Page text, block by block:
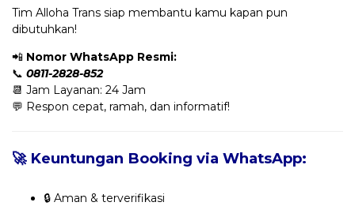
Tim Alloha Trans siap membantu kamu kapan pun
dibutuhkan!
📲 Nomor WhatsApp Resmi:
📞 0811-2828-852
📆 Jam Layanan: 24 Jam
💬 Respon cepat, ramah, dan informatif!
🚀 Keuntungan Booking via WhatsApp:
🔒 Aman & terverifikasi